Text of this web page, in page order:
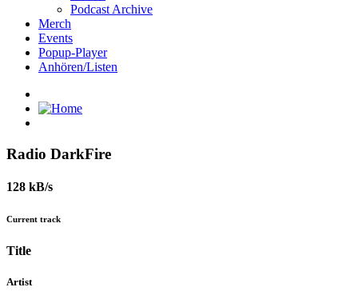
Podcast Archive
Merch
Events
Popup-Player
Anhören/Listen
Radio DarkFire
128 kB/s
Current track
Title
Artist